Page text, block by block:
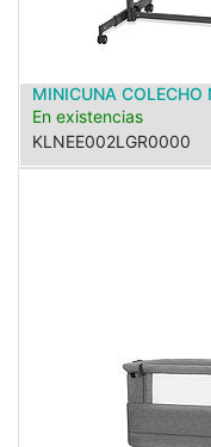
MINICUNA COLECHO
En existencias
KLNEE002LGR0000